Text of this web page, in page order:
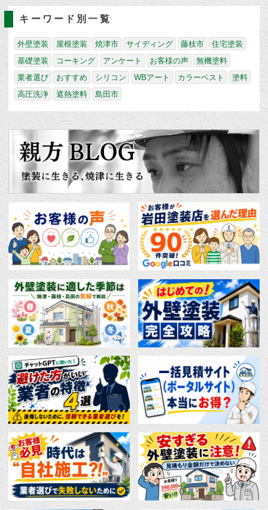
キーワード別一覧
外壁塗装 屋根塗装 焼津市 サイディング 藤枝市
住宅塗装
基礎塗装
コーキング アンケート お客様の声
無機塗料
業者選び
おすすめ シリコン WBアート カラーベスト
塗料
高圧洗浄
遮熱塗料 島田市